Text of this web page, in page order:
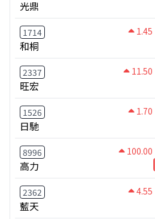
光鼎
1714 1.45
和桐
2337 11.50
旺宏
1526 1.70
日馳
8996 100.00
高力
2362 4.55
藍天